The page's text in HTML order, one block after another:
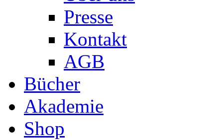
Presse
Kontakt
AGB
Bücher
Akademie
Shop